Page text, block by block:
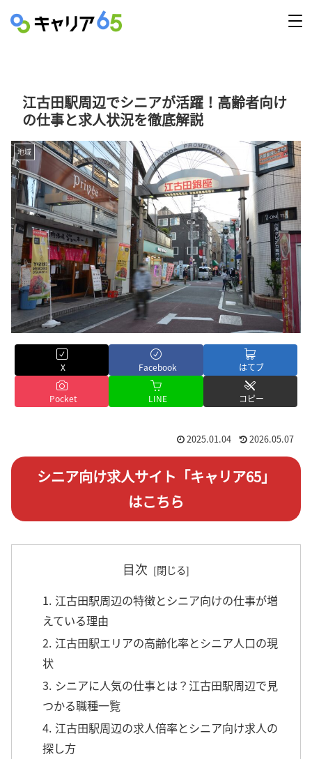
江古田駅周辺でシニアが活躍！高齢者向け
の仕事と求人状況を徹底解説
地域
X Facebook はてブ
Pocket LINE コピー
2025.01.04 2026.05.07
シニア向け求人サイト「キャリア65」
はこちら
目次
1. 江古田駅周辺の特徴とシニア向けの仕事が増
えている理由
2. 江古田駅エリアの高齢化率とシニア人口の現
状
3. シニアに人気の仕事とは？江古田駅周辺で見
つかる職種一覧
4. 江古田駅周辺の求人倍率とシニア向け求人の
探し方